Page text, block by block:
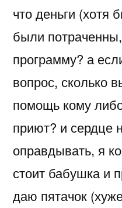
что деньги (хотя
были
программу? а
вопрос, сколько
помощь кому
приют? и сердце
оправдывать, я
стоит бабушка и
даю пятачок